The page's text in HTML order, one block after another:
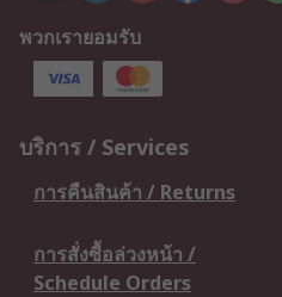
พวกเรายอมรับ
บริการ / Services
การคืนสินค้า / Returns
การสั่งซื้อล่วงหน้า /
Schedule Orders